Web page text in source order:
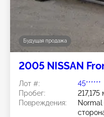
Будущая продажа
2005 NISSAN
Лот #:
45******
Пробег:
217,175
Повреждения:
Normal